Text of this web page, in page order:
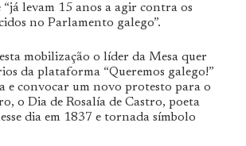
“já levam 15 anos a agir contra os
no Parlamento galego”.
mobilização o líder da Mesa quer
da plataforma “Queremos galego!”
e convocar um novo protesto para o
o Dia de Rosalía de Castro, poeta
dia em 1837 e tornada símbolo